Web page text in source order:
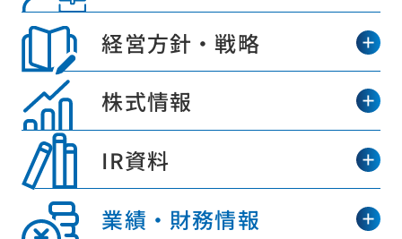
経営方針・戦略
株式情報
IR資料
業績・財務情報